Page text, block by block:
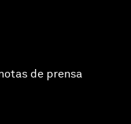
de prensa